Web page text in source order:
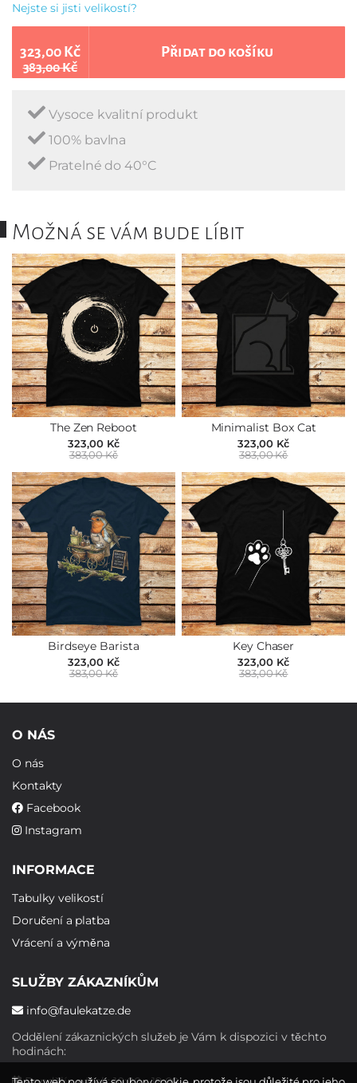
Nejste si jisti velikostí?
323,00 Kč
383,00 Kč
Přidat do košíku
Vysoce kvalitní produkt
100% bavlna
Pratelné do 40°C
Možná se vám bude líbit
The Zen Reboot
323,00 Kč
383,00 Kč
Minimalist Box Cat
323,00 Kč
383,00 Kč
Birdseye Barista
323,00 Kč
383,00 Kč
Key Chaser
323,00 Kč
383,00 Kč
O NÁS
O nás
Kontakty
Facebook
Instagram
INFORMACE
Tabulky velikostí
Doručení a platba
Vrácení a výměna
SLUŽBY ZÁKAZNÍKŮM
info@faulekatze.de
Oddělení zákaznických služeb je Vám k dispozici v těchto
hodinách: